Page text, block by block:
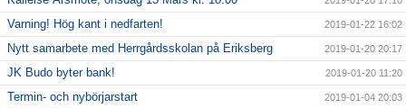
Varning! Hög kant i nedfarten! 2019-01-22 16:02
Nytt samarbete med Herrgårdsskolan på Eriksberg 2019-01-20 20:17
JK Budo byter bank! 2019-01-20 11:20
Termin- och nybörjarstart 2019-01-04 20:03